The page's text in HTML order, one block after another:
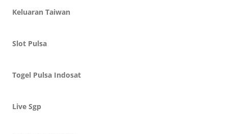
Keluaran Taiwan
Slot Pulsa
Togel Pulsa Indosat
Live Sgp